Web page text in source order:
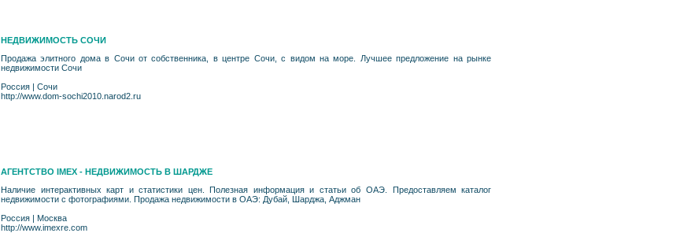
НЕДВИЖИМОСТЬ СОЧИ
Продажа элитного дома в Сочи от собственника, в центре Сочи, с видом на море. Лучшее предложение на рынке
недвижимости Сочи
Россия | Сочи
http://www.dom-sochi2010.narod2.ru
АГЕНТСТВО IMEX - НЕДВИЖИМОСТЬ В ШАРДЖЕ
Наличие интерактивных карт и статистики цен. Полезная информация и статьи об ОАЭ. Предоставляем каталог
недвижимости с фотографиями. Продажа недвижимости в ОАЭ: Дубай, Шарджа, Аджман
Россия | Москва
http://www.imexre.com